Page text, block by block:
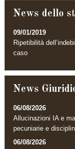
News dello
09/01/2019
Ripetibilità
caso
News
06/08/2026
Allucinazioni IA e
pecuniarie e
06/08/2026